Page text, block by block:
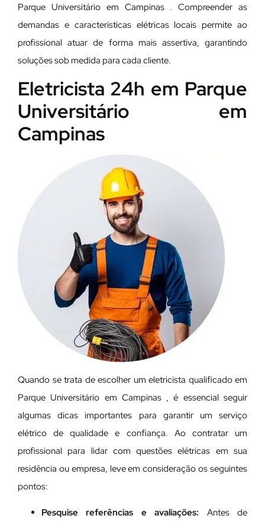
Parque Universitário em Campinas . Compreender as
demandas e características elétricas locais permite ao
profissional atuar de forma mais assertiva, garantindo
soluções sob medida para cada cliente.
Eletricista 24h em Parque
Universitário em
Campinas
Quando se trata de escolher um eletricista qualificado em
Parque Universitário em Campinas , é essencial seguir
algumas dicas importantes para garantir um serviço
elétrico de qualidade e confiança. Ao contratar um
profissional para lidar com questões elétricas em sua
residência ou empresa, leve em consideração os seguintes
pontos:
Pesquise referências e avaliações: Antes de